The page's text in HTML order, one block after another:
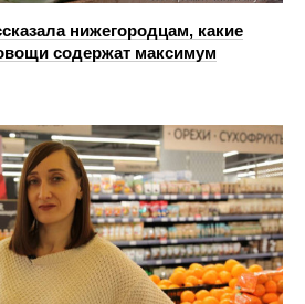
нижегородцам, какие
содержат максимум